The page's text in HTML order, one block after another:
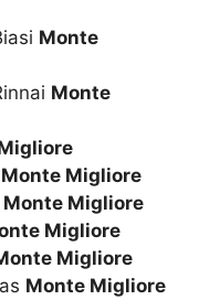
Monte
Monte
Monte Migliore
Monte Migliore
Migliore
Migliore
Monte Migliore